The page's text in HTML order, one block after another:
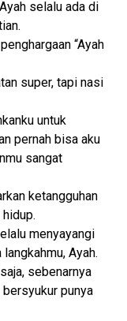
selalu ada di
“Ayah
super, tapi nasi
untuk
pernah bisa aku
sangat
ketangguhan
menyayangi
Ayah.
sebenarnya
punya